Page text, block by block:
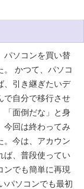
ソコンを買い替
。 かつて、パソコ
、引き継ぎたいデ
で自分で移行させ
「面倒だな」と身
今回は終わってみ
。今は、アカウン
ば、普段使ってい
ンでも簡単に再現
パソコンでも最初